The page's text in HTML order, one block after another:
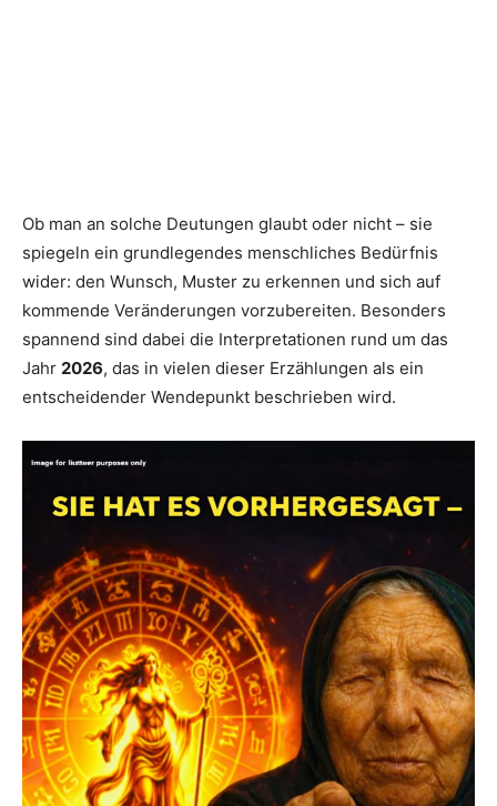
Ob man an solche Deutungen glaubt oder nicht – sie
spiegeln ein grundlegendes menschliches Bedürfnis
wider: den Wunsch, Muster zu erkennen und sich auf
kommende Veränderungen vorzubereiten. Besonders
spannend sind dabei die Interpretationen rund um das
Jahr 2026, das in vielen dieser Erzählungen als ein
entscheidender Wendepunkt beschrieben wird.